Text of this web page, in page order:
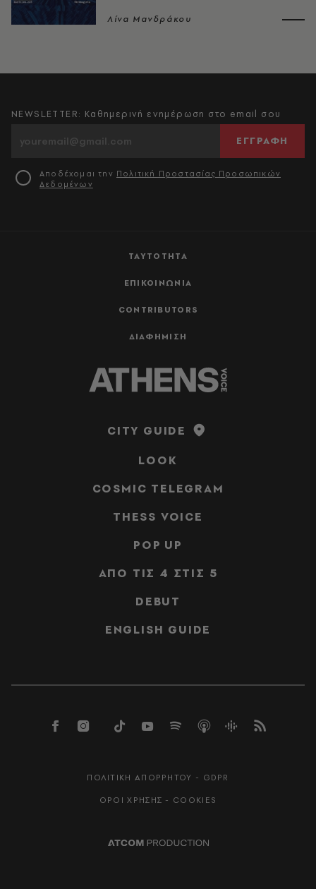
Λίνα Μανδράκου
ΤΑΥΤΟΤΗΤΑ
ΕΠΙΚΟΙΝΩΝΙΑ
CONTRIBUTORS
ΔΙΑΦΗΜΙΣΗ
NEWSLETTER: Καθημερινή ενημέρωση στο email σου
ΕΓΓΡΑΦΗ
Αποδέχομαι την Πολιτική Προστασίας Προσωπικών
Δεδομένων
CITY GUIDE
LOOK
COSMIC TELEGRAM
THESS VOICE
POP UP
ΑΠΟ ΤΙΣ 4 ΣΤΙΣ 5
DEBUT
ENGLISH GUIDE
ΠΟΛΙΤΙΚΗ ΑΠΟΡΡΗΤΟΥ - GDPR
ΟΡΟΙ ΧΡΗΣΗΣ - COOKIES